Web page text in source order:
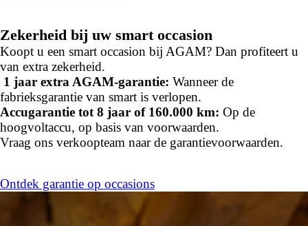
Zekerheid bij uw smart occasion
Koopt u een smart occasion bij AGAM? Dan profiteert u
van extra zekerheid.
1 jaar extra AGAM-garantie: Wanneer de
fabrieksgarantie van smart is verlopen.
Accugarantie tot 8 jaar of 160.000 km: Op de
hoogvoltaccu, op basis van voorwaarden.
Vraag ons verkoopteam naar de garantievoorwaarden.
Ontdek garantie op occasions